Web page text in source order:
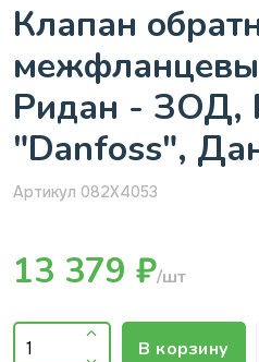
Клапан
Ридан - ЗОД,
"Danfoss",
Артикул 082X4053
13 379 ₽/шт
В корзину